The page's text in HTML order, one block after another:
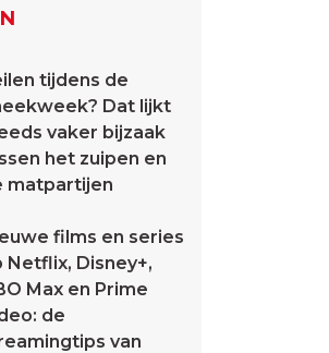
tijdens de
Dat lijkt
vaker bijzaak
het zuipen en
matpartijen
films en series
Netflix, Disney+,
Max en Prime
de
van